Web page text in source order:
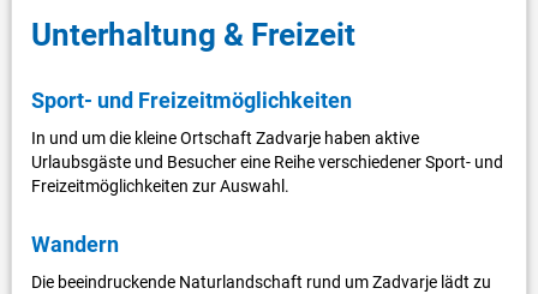
Unterhaltung & Freizeit
Sport- und Freizeitmöglichkeiten
In und um die kleine Ortschaft Zadvarje haben aktive
Urlaubsgäste und Besucher eine Reihe verschiedener Sport- und
Freizeitmöglichkeiten zur Auswahl.
Wandern
Die beeindruckende Naturlandschaft rund um Zadvarje lädt zu